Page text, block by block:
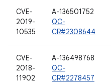
CVE-
2019-
10535
A-136501752
QC-
CR#2308644
CVE-
2018-
11902
A-136498768
QC-
CR#2278457